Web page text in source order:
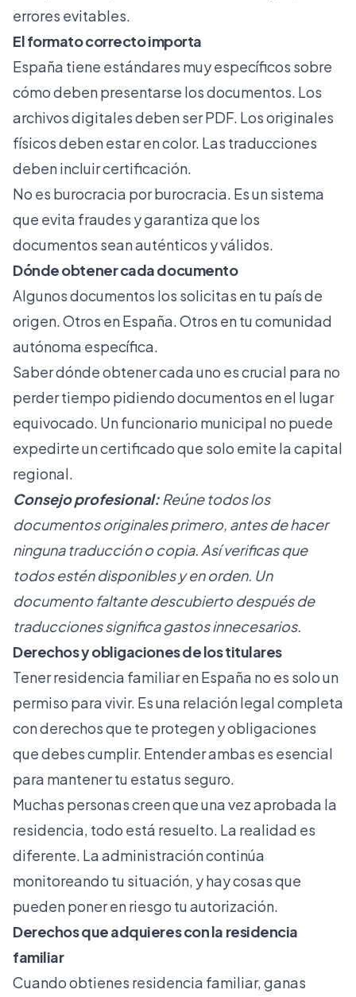
errores evitables.
El formato correcto importa
España tiene estándares muy específicos sobre
cómo deben presentarse los documentos. Los
archivos digitales deben ser PDF. Los originales
físicos deben estar en color. Las traducciones
deben incluir certificación.
No es burocracia por burocracia. Es un sistema
que evita fraudes y garantiza que los
documentos sean auténticos y válidos.
Dónde obtener cada documento
Algunos documentos los solicitas en tu país de
origen. Otros en España. Otros en tu comunidad
autónoma específica.
Saber dónde obtener cada uno es crucial para no
perder tiempo pidiendo documentos en el lugar
equivocado. Un funcionario municipal no puede
expedirte un certificado que solo emite la capital
regional.
Consejo profesional: Reúne todos los
documentos originales primero, antes de hacer
ninguna traducción o copia. Así verificas que
todos estén disponibles y en orden. Un
documento faltante descubierto después de
traducciones significa gastos innecesarios.
Derechos y obligaciones de los titulares
Tener residencia familiar en España no es solo un
permiso para vivir. Es una relación legal completa
con derechos que te protegen y obligaciones
que debes cumplir. Entender ambas es esencial
para mantener tu estatus seguro.
Muchas personas creen que una vez aprobada la
residencia, todo está resuelto. La realidad es
diferente. La administración continúa
monitoreando tu situación, y hay cosas que
pueden poner en riesgo tu autorización.
Derechos que adquieres con la residencia
familiar
Cuando obtienes residencia familiar, ganas